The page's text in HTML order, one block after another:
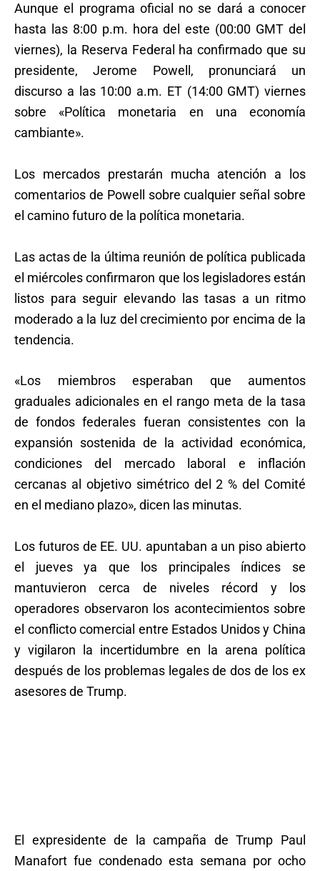
Aunque el programa oficial no se dará a conocer
hasta las 8:00 p.m. hora del este (00:00 GMT del
viernes), la Reserva Federal ha confirmado que su
presidente, Jerome Powell, pronunciará un
discurso a las 10:00 a.m. ET (14:00 GMT) viernes
sobre «Política monetaria en una economía
cambiante».
Los mercados prestarán mucha atención a los
comentarios de Powell sobre cualquier señal sobre
el camino futuro de la política monetaria.
Las actas de la última reunión de política publicada
el miércoles confirmaron que los legisladores están
listos para seguir elevando las tasas a un ritmo
moderado a la luz del crecimiento por encima de la
tendencia.
«Los miembros esperaban que aumentos
graduales adicionales en el rango meta de la tasa
de fondos federales fueran consistentes con la
expansión sostenida de la actividad económica,
condiciones del mercado laboral e inflación
cercanas al objetivo simétrico del 2 % del Comité
en el mediano plazo», dicen las minutas.
Los futuros de EE. UU. apuntaban a un piso abierto
el jueves ya que los principales índices se
mantuvieron cerca de niveles récord y los
operadores observaron los acontecimientos sobre
el conflicto comercial entre Estados Unidos y China
y vigilaron la incertidumbre en la arena política
después de los problemas legales de dos de los ex
asesores de Trump.
El expresidente de la campaña de Trump Paul
Manafort fue condenado esta semana por ocho